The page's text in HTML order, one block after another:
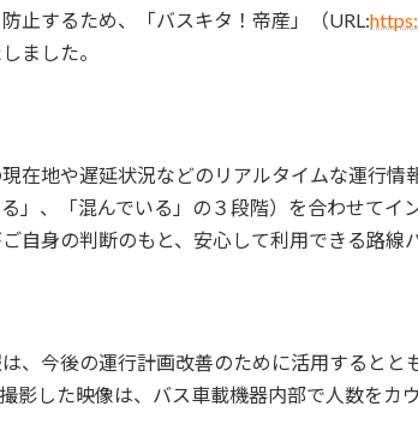
止するため、「バスキタ！帝産」（URL:
ました。
在地や遅延状況などのリアルタイムな運行
」、「混んでいる」の３段階）を合わせて
自身の判断のもと、安心して利用できる路線
、今後の運行計画改善のために活用すると
影した映像は、バス車載機器内部で人数をカ